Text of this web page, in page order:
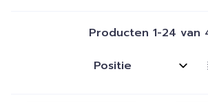
Producten 1-24 van
Sorteer op: